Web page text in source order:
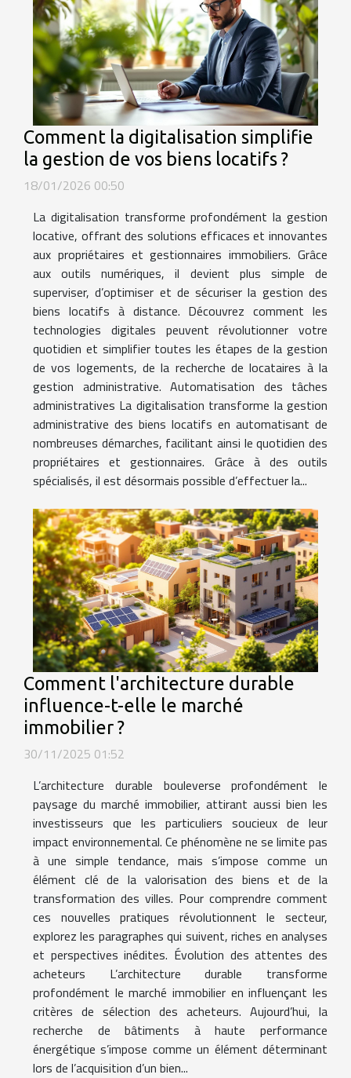
Comment la digitalisation simplifie
la gestion de vos biens locatifs ?
18/01/2026 00:50
La digitalisation transforme profondément la gestion
locative, offrant des solutions efficaces et innovantes
aux propriétaires et gestionnaires immobiliers. Grâce
aux outils numériques, il devient plus simple de
superviser, d’optimiser et de sécuriser la gestion des
biens locatifs à distance. Découvrez comment les
technologies digitales peuvent révolutionner votre
quotidien et simplifier toutes les étapes de la gestion
de vos logements, de la recherche de locataires à la
gestion administrative. Automatisation des tâches
administratives La digitalisation transforme la gestion
administrative des biens locatifs en automatisant de
nombreuses démarches, facilitant ainsi le quotidien des
propriétaires et gestionnaires. Grâce à des outils
spécialisés, il est désormais possible d’effectuer la...
Comment l'architecture durable
influence-t-elle le marché
immobilier ?
30/11/2025 01:52
L’architecture durable bouleverse profondément le
paysage du marché immobilier, attirant aussi bien les
investisseurs que les particuliers soucieux de leur
impact environnemental. Ce phénomène ne se limite pas
à une simple tendance, mais s’impose comme un
élément clé de la valorisation des biens et de la
transformation des villes. Pour comprendre comment
ces nouvelles pratiques révolutionnent le secteur,
explorez les paragraphes qui suivent, riches en analyses
et perspectives inédites. Évolution des attentes des
acheteurs L’architecture durable transforme
profondément le marché immobilier en influençant les
critères de sélection des acheteurs. Aujourd’hui, la
recherche de bâtiments à haute performance
énergétique s’impose comme un élément déterminant
lors de l’acquisition d’un bien...